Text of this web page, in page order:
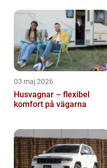
03 maj 2026
Husvagnar – flexibel
komfort på vägarna